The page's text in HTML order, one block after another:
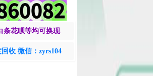
条花呗等均可换现
收 微信：zyrs104